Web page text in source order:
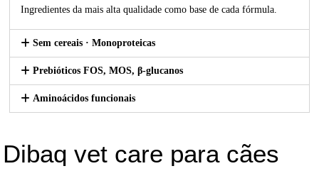
Ingredientes da mais alta qualidade como base de cada fórmula.
Sem cereais · Monoproteicas
Prebióticos FOS, MOS, β-glucanos
Aminoácidos funcionais
Dibaq vet care para cães